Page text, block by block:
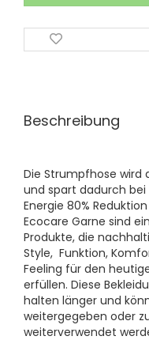
Beschreibung
Die Strumpfhose wird
und spart dadurch bei
Energie 80%
Ecocare Garne sind
Produkte, die
Style, Funktion,
Feeling für den
erfüllen. Diese
halten länger und
weitergegeben oder
weiterverwendet